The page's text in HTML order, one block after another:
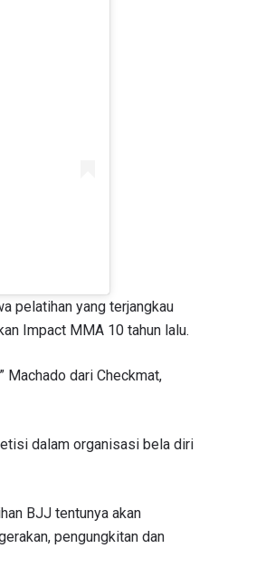
pelatihan yang terjangkau
Impact MMA 10 tahun lalu.
Machado dari Checkmat,
dalam organisasi bela diri
BJJ tentunya akan
pengungkitan dan